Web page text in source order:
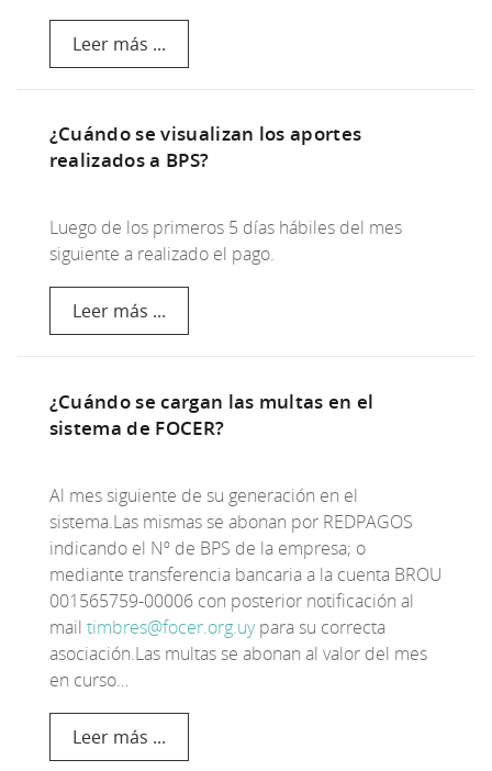
Leer más ...
¿Cuándo se visualizan los aportes
realizados a BPS?
Luego de los primeros 5 días hábiles del mes
siguiente a realizado el pago.
Leer más ...
¿Cuándo se cargan las multas en el
sistema de FOCER?
Al mes siguiente de su generación en el
sistema.Las mismas se abonan por REDPAGOS
indicando el Nº de BPS de la empresa; o
mediante transferencia bancaria a la cuenta BROU
001565759-00006 con posterior notificación al
mail timbres@focer.org.uypara su correcta
asociación.Las multas se abonan al valor del mes
en curso…
Leer más ...